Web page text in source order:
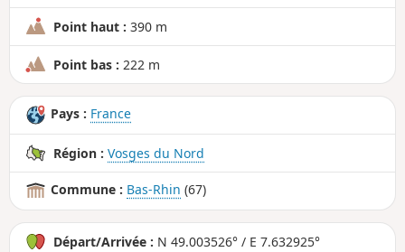
Point haut : 390 m
Point bas : 222 m
Pays : France
Région : Vosges du Nord
Commune : Bas-Rhin (67)
Départ/Arrivée : N 49.003526° / E 7.632925°